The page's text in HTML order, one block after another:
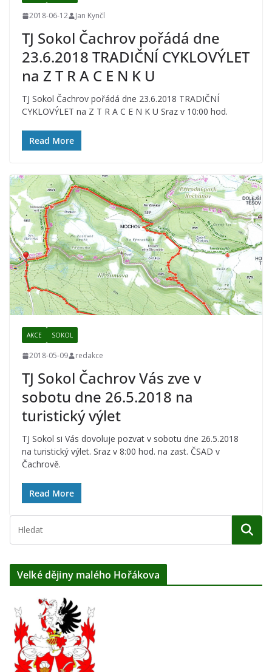
2018-06-12 Jan Kynčl
TJ Sokol Čachrov pořádá dne
23.6.2018 TRADIČNÍ CYKLOVÝLET
na Z T R A C E N K U
TJ Sokol Čachrov pořádá dne 23.6.2018 TRADIČNÍ
CYKLOVÝLET na Z T R A C E N K U Sraz v 10:00 hod.
Read More
AKCE SOKOL
2018-05-09 redakce
TJ Sokol Čachrov Vás zve v
sobotu dne 26.5.2018 na
turistický výlet
TJ Sokol si Vás dovoluje pozvat v sobotu dne 26.5.2018
na turistický výlet. Sraz v 8:00 hod. na zast. ČSAD v
Čachrově.
Read More
Velké dějiny malého Hořákova